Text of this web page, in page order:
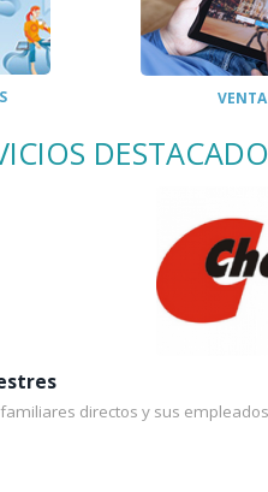
VENTA
directos y sus